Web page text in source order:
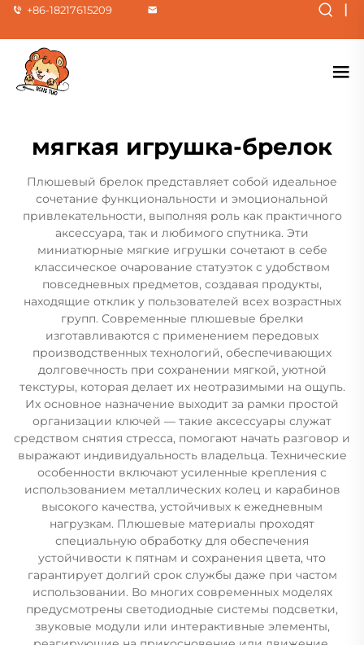
+86-18217615209 |
мягкая игрушка-брелок
Плюшевый брелок представляет собой идеальное
сочетание функциональности и эмоциональной
привлекательности, выполняя роль как практичного
аксессуара, так и любимого спутника. Эти
миниатюрные мягкие игрушки сочетают в себе
классическое очарование статуэток с удобством
повседневных предметов, создавая продукты,
находящие отклик у пользователей всех возрастных
групп. Современные плюшевые брелки
изготавливаются с применением передовых
производственных технологий, обеспечивающих
долговечность при сохранении мягкой, уютной
текстуры, которая делает их неотразимыми на ощупь.
Их основное назначение выходит за рамки простой
организации ключей — такие аксессуары служат
средством снятия стресса, помогают начать разговор и
выражают индивидуальность владельца. Технические
особенности включают усиленные крепления с
использованием металлических колец и карабинов
высокого качества, устойчивых к ежедневным
нагрузкам. Плюшевые материалы проходят
специальную обработку для обеспечения
устойчивости к пятнам и сохранения цвета, что
гарантирует долгий срок службы даже при частом
использовании. Во многих современных моделях
предусмотрены светодиодные системы подсветки,
звуковые модули или интерактивные элементы,